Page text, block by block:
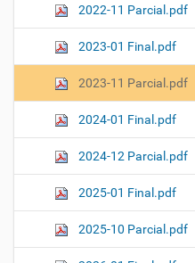
2022-11 Parcial.pdf
2023-01 Final.pdf
2023-11 Parcial.pdf
2024-01 Final.pdf
2024-12 Parcial.pdf
2025-01 Final.pdf
2025-10 Parcial.pdf